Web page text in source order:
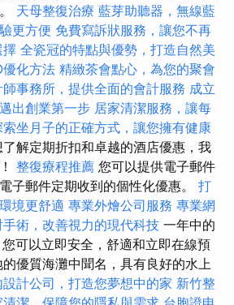
天母整復治療 藍芽助聽器，無線藍
更方便 免費寫訴狀服務，讓您不再
擇 全瓷冠的特點與優勢，打造自然美
優化方法 精緻茶會點心，為您的聚會
事務所，提供全面的會計服務 成立
出創業第一步 居家清潔服務，讓每
索坐月子的正確方式，讓您擁有健康
解定期折扣和卓越的酒店優惠，我
整復療程推薦 您可以提供電子郵件
子郵件定期收到的個性化優惠。 打
境更舒適 專業外燴公司服務 專業網
術，改善視力的現代科技 一年中的
可以立即安全，舒適和立即在線預
優質海灘中聞名，具有良好的水上
計公司，打造您夢想中的家 新竹整